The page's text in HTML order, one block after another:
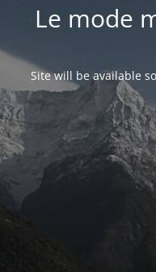
Le mode
Site will be available